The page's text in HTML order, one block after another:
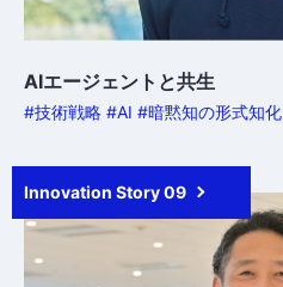
AIエージェントと共生
#技術戦略 #AI #暗黙知の形式知化
Innovation Story 09